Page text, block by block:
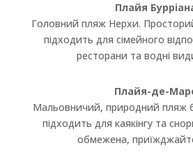
Плайя
Головний пляж Нерхи.
підходить для сімейного
ресторани та водні
Плайя-де-
Мальовничий, природний пляж
підходить для каякінгу та
обмежена,